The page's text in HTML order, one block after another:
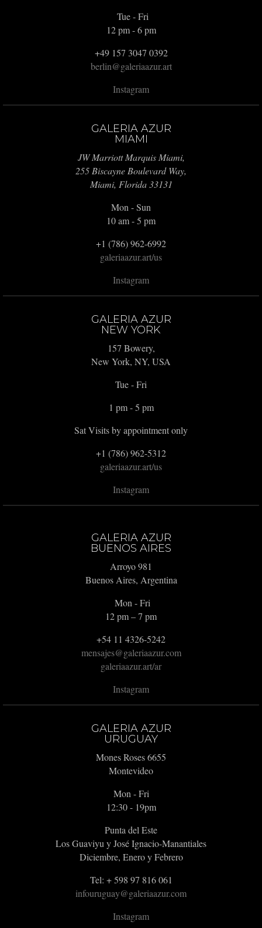
Tue - Fri
12 pm - 6 pm
+49 157 3047 0392
berlin@galeriaazur.art
Instagram
GALERIA AZUR
MIAMI
JW Marriott Marquis Miami,
255 Biscayne Boulevard Way,
Miami, Florida 33131
Mon - Sun
10 am - 5 pm
+1 (786) 962-6992
galeriaazur.art/us
Instagram
GALERIA AZUR
NEW YORK
157 Bowery,
New York, NY, USA
Tue - Fri
1 pm - 5 pm
Sat Visits by appointment only
+1 (786) 962-5312
galeriaazur.art/us
Instagram
GALERIA AZUR
BUENOS AIRES
Arroyo 981
Buenos Aires, Argentina
Mon - Fri
12 pm – 7 pm
+54 11 4326-5242
mensajes@galeriaazur.com
galeriaazur.art/ar
Instagram
GALERIA AZUR
URUGUAY
Mones Roses 6655
Montevideo
Mon - Fri
12:30 - 19pm
Punta del Este
Los Guaviyu y José Ignacio-Manantiales
Diciembre, Enero y Febrero
Tel: + 598 97 816 061
infouruguay@galeriaazur.com
Instagram